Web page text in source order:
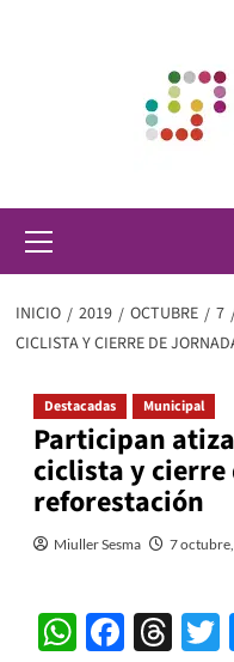
principal
INICIO 2019 OCTUBRE 7
CICLISTA Y CIERRE DE
Destacadas Municipal
Participan
ciclista y cierre
reforestación
Miuller Sesma 7